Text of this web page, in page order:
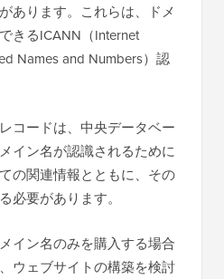
あります。これらは、ドメ
できるICANN（Internet
Names and Numbers）認
コードは、中央データベー
イン名が認識されるために
の関連情報とともに、その
必要があります。
イン名のみを購入する場合
ウェブサイトの構築を検討